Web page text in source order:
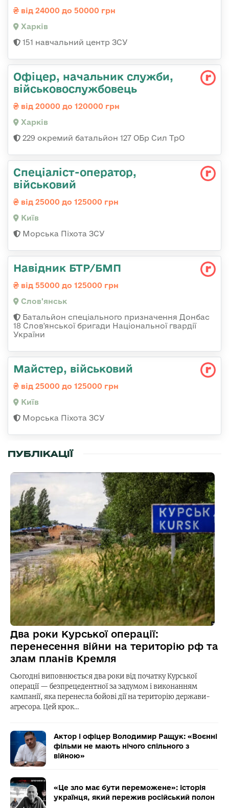
від 24000 до 50000 грн
Харків
151 навчальний центр ЗСУ
Офіцер, начальник служби,
військовослужбовець
від 20000 до 120000 грн
Харків
229 окремий батальйон 127 ОБр Сил ТрО
Спеціаліст-оператор,
військовий
від 25000 до 125000 грн
Київ
Морська Піхота ЗСУ
Навідник БТР/БМП
від 55000 до 125000 грн
Слов'янськ
Батальйон спеціального призначення Донбас
18 Слов'янської бригади Національної гвардії
України
Майстеp, військовий
від 25000 до 125000 грн
Київ
Морська Піхота ЗСУ
ПУБЛІКАЦІЇ
Два роки Курської операції:
перенесення війни на територію рф та
злам планів Кремля
Сьогодні виповнюється два роки від початку Курської
операції — безпрецедентної за задумом і виконанням
кампанії, яка перенесла бойові дії на територію держави-
агресора. Цей крок…
Актор і офіцер Володимир Ращук: «Воєнні
фільми не мають нічого спільного з
війною»
«Це зло має бути переможене»: історія
українця, який пережив російський полон